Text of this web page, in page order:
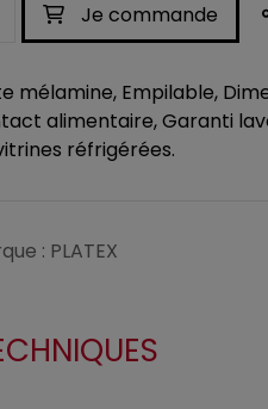
Je commande
mélamine, Empilable,
alimentaire, Garanti
réfrigérées.
: PLATEX